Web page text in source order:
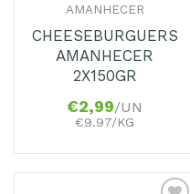
AMANHECER
CHEESEBURGUERS
AMANHECER
2X150GR
€2,99/UN
€9.97/KG